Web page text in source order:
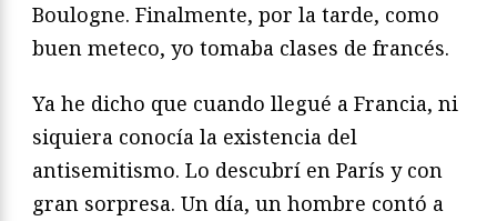
Boulogne. Finalmente, por la tarde, como
buen meteco, yo tomaba clases de francés.
Ya he dicho que cuando llegué a Francia, ni
siquiera conocía la existencia del
antisemitismo. Lo descubrí en París y con
gran sorpresa. Un día, un hombre contó a